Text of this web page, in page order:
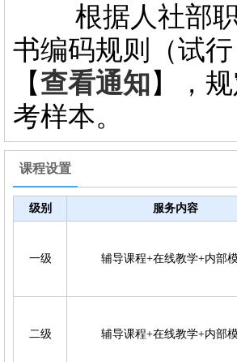
根据人社部职
书编码规则（试
【查看通知】，
考样本。
课程设置
级别 服务内容
一级 辅导课程+在线教学+内部
二级 辅导课程+在线教学+内部